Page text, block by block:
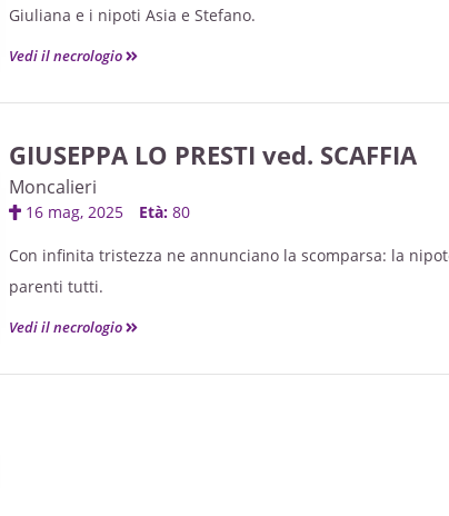
Cornaglia di Carignano per l'assistenza e le amorevoli cure.
Le Sante Messe di Settimana e Trigesima saranno
Giuliana e i nipoti Asia e Stefano.
Vedi il necrologio
GIUSEPPA LO PRESTI ved. SCAFFIA
Moncalieri
16 mag, 2025 Età:80
Con infinita tristezza ne annunciano la scomparsa: la
parenti tutti.
Vedi il necrologio